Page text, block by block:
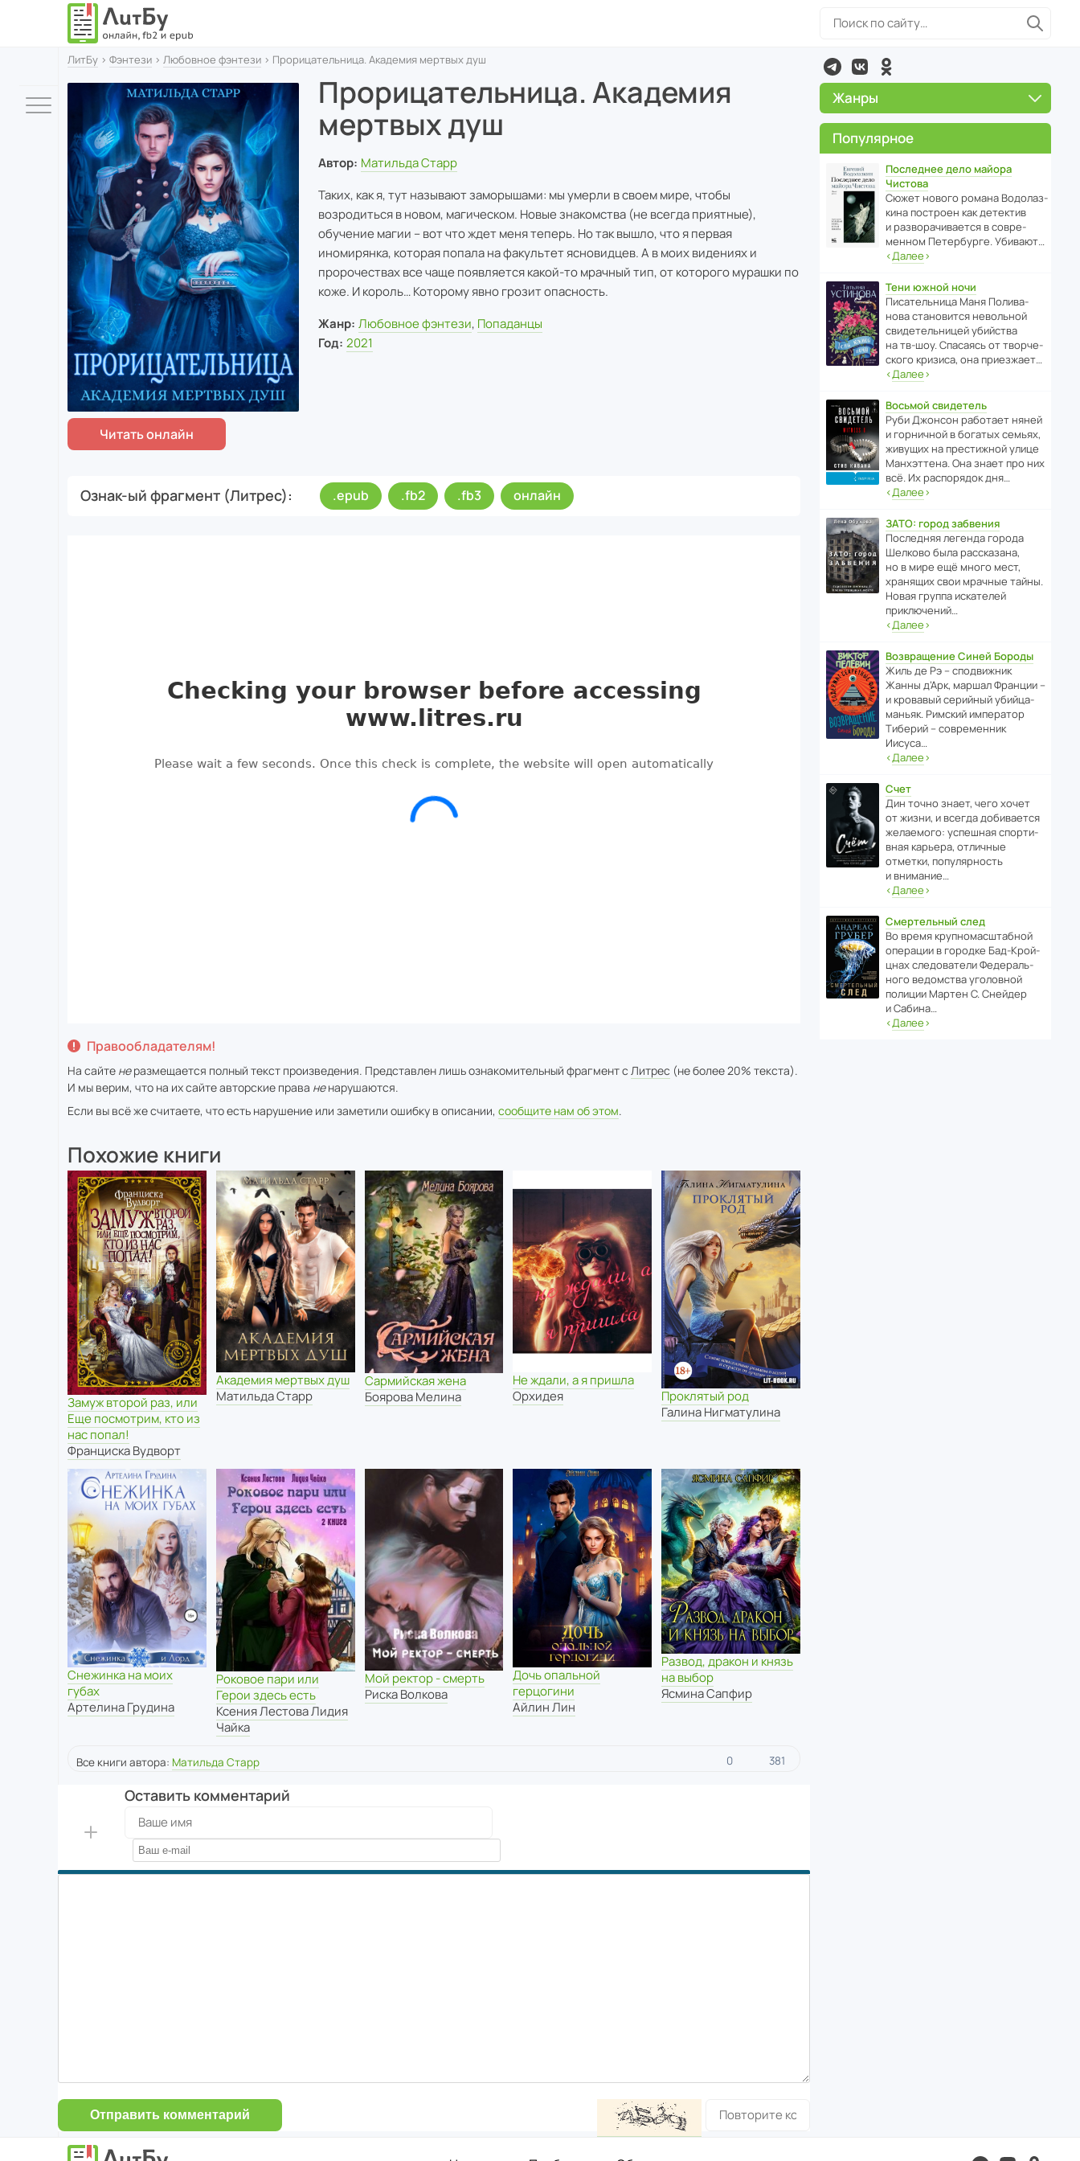
ЛитБу › Фэнтези › Любовное фэнтези › Прорицательница. Академия мертвых душ
Прорицательница. Академия
мертвых душ
Автор: Матильда Старр
Таких, как я, тут называют заморышами: мы умерли в своем мире, чтобы
возродиться в новом, магическом. Новые знакомства (не всегда приятные),
обучение магии – вот что ждет меня теперь. Но так вышло, что я первая
иномирянка, которая попала на факультет ясновидцев. А в моих видениях и
пророчествах все чаще появляется какой-то мрачный тип, от которого мурашки по
коже. И король… Которому явно грозит опасность.
Жанр: Любовное фэнтези, Попаданцы
Год: 2021
Ознак-ый фрагмент (Литрес) .epub .fb2 .fb3 онлайн
Правообладателям!
На сайте неразмещается полный текст произведения. Представлен лишь ознакомительный фрагмент с Литрес (не более 20% текста).
И мы верим, что на их сайте авторские права ненарушаются.
Если вы всё же считаете, что есть нарушение или заметили ошибку в описании, сообщите нам об этом.
Похожие книги
Замуж второй раз, или
Еще посмотрим, кто из
нас попал!
Франциска Вудворт
Академия мертвых душ
Матильда Старр
Сармийская жена
Боярова Мелина
Не ждали, а я пришла
Орхидея
Проклятый род
Галина Нигматулина
Снежинка на моих
губах
Артелина Грудина
Роковое пари или
Герои здесь есть
Ксения Лестова Лидия
Чайка
Мой ректор - смерть
Риска Волкова
Дочь опальной
герцогини
Айлин Лин
Развод, дракон и князь
на выбор
Ясмина Сапфир
Все книги автора: Матильда Старр 0 381
Оставить комментарий
Отправить комментарий
Жанры
Популярное
Последнее дело майора
Чистова
Сюжет нового романа Водо­ла­з­
кина пост­роен как дете­ктив
и разво­ра­чи­ва­ется в совре­
менном Пете­р­бурге. Убивают…
‹Далее›
Тени южной ночи
Писа­тель­ница Маня Поли­ва­
нова стано­вится невольной
свиде­тель­ницей убийства
на тв-шоу. Спасаясь от твор­че­
с­кого кризиса, она приезжает…
‹Далее›
Восьмой свидетель
Руби Джонсон рабо­тает няней
и горни­чной в богатых семьях,
живущих на прес­ти­жной улице
Манх­эт­тена. Она знает про них
всё. Их распо­рядок дня…
‹Далее›
ЗАТО: город забвения
После­дняя легенда города
Шелково была расска­зана,
но в мире ещё много мест,
хранящих свои мрачные тайны.
Новая группа иска­телей
приключений…
‹Далее›
Возвращение Синей Бороды
Жиль де Рэ – спод­ви­жник
Жанны д’Арк, маршал Франции –
и кровавый серийный убийца-
маньяк. Римский импе­ратор
Тиберий – совре­менник
Иисуса…
‹Далее›
Счет
Дин точно знает, чего хочет
от жизни, и всегда доби­ва­ется
жела­е­мого: успе­шная спор­ти­
вная карьера, отли­чные
отметки, попу­ля­р­ность
и внимание…
‹Далее›
Смертельный след
Во время круп­но­мас­ш­та­бной
операции в городке Бад‑Крой­
цнах следо­ва­тели Феде­раль­
ного ведомства уголо­вной
полиции Мартен С. Снейдер
и Сабина…
‹Далее›